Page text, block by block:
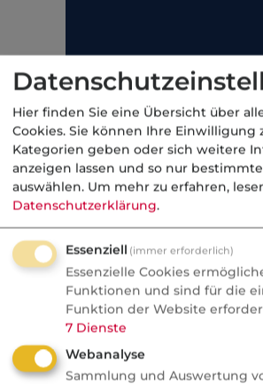
Soweit Beiträge zur FZR
werden diese rentensteigernd
Kategorie: Gesetzliche
Hier finden Sie eine Übersicht über
Cookies. Sie können Ihre Einwilligung
Kategorien geben oder sich weitere
anzeigen lassen und so nur
auswählen. Um mehr zu erfahren,
Datenschutzerklärung.
Essenziell (immer erforderlich)
Essenzielle Cookies
Funktionen und sind für die
Funktion der Website
7 Dienste
Webanalyse
Sammlung und Auswertung